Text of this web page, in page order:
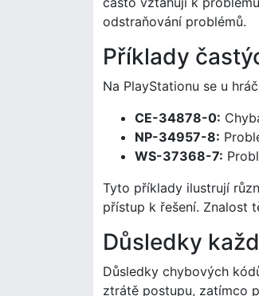
odstraňování problémů.
Příklady
Na PlayStationu se u
CE-34878-0:
NP-34957-8:
WS-37368-7:
Tyto příklady ilustrují
přístup k řešení. Znalost
Důsledky
Důsledky chybových
ztrátě postupu, zatímco